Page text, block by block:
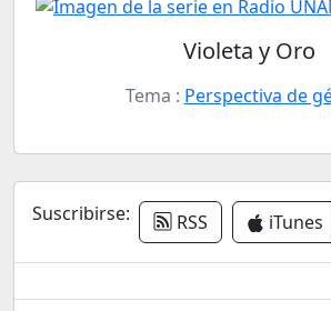
Violeta y Oro
Tema : Perspectiva de
Suscribirse: RSS iTunes